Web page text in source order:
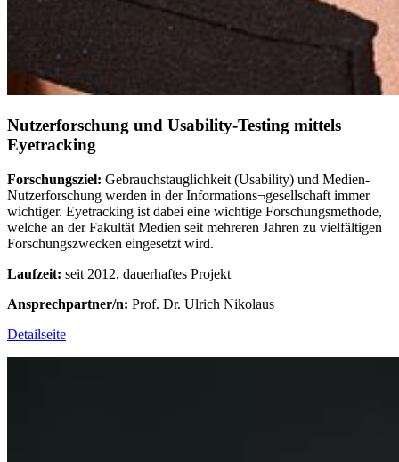
Nutzerforschung und Usability-Testing mittels
Eyetracking
Forschungsziel: Gebrauchstauglichkeit (Usability) und Medien-
Nutzerforschung werden in der Informations¬gesellschaft immer
wichtiger. Eyetracking ist dabei eine wichtige Forschungsmethode,
welche an der Fakultät Medien seit mehreren Jahren zu vielfältigen
Forschungszwecken eingesetzt wird.
Laufzeit: seit 2012, dauerhaftes Projekt
Ansprechpartner/n: Prof. Dr. Ulrich Nikolaus
Detailseite